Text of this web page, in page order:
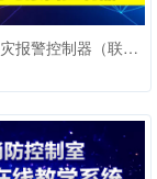
北大青鸟火灾报警控制器（联动型）11SF 操作教程